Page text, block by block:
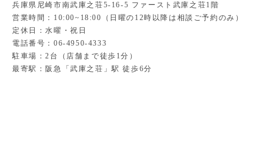
兵庫県尼崎市南武庫之荘5-16-5 ファースト武庫之荘1階
営業時間：10:00~18:00（日曜の12時以降は相談ご予約のみ）
定休日：水曜・祝日
電話番号：06-4950-4333
駐車場：2台（店舗まで徒歩1分）
最寄駅：阪急「武庫之荘」駅 徒歩6分